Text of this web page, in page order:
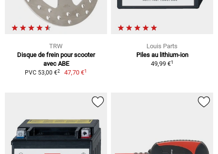
TRW
Disque de frein pour scooter
avec ABE
PVC 53,00 €2 47,70 €1
Louis Parts
Piles au lithium-ion
49,99 €1